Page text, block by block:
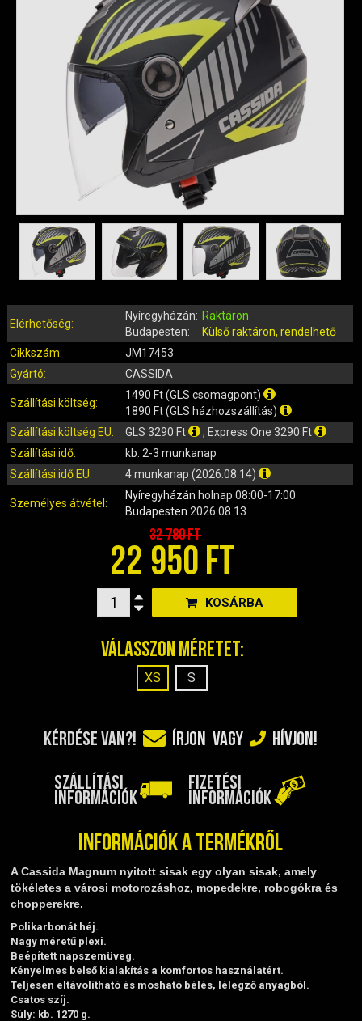
ROBBANÓMOTOROS KERÉKPÁR ALKATRÉSZEK
SIMSON ALKATRÉSZEK
AKKUMULÁTOR (ROBOGÓ, MOPED, QUAD)
BERÚGÓ ALKATRÉSZEK (ROBOGÓ, MOPED, QUAD)
BOWDENEK, SPIRÁLOK
CSAPÁGYAK, SZIMERINGEK
DOBOZOK, BOXOK, CSOMAGTARTÓK
DONGÓ MOTOR ALKATRÉSZEK
ELEKTROMOS KERÉKPÁR ALKATRÉSZEK
FÉKRENDSZER ÉS ALKATRÉSZEI
FELNI (MOTOR, QUAD)
GYERTYÁK, PIPÁK
IDOMOK, BURKOLATOK, ÜLÉSEK
IRÁNYJELZŐ
IZZÓ (ROBOGÓ, QUAD, MOTOR)
KARBURÁTOROK ÉS ALKATRÉSZEIK
KENŐANYAGOK, TISZTÍTÓK, ÁPOLÓK
KIEGÉSZÍTŐK
KILÓMÉTERÓRA ÉS ALKATRÉSZEI
KIPUFOGÓK ÉS TARTOZÉKAIK
KXD QUAD ÉS DIRT BIKE ALKATRÉSZEK
LÁMPÁK, BÚRÁK
LÁNCKEREKEK, LÁNCOK
MOTORBLOKK KOMPLETT
MOTORBLOKK ÉS ALKATRÉSZEI
RUHÁZAT, VÉDŐFELSZERELÉSEK
TELESZKÓP ÉS ALKATRÉSZEI
TÖMÍTÉSEK (ROBOGÓ, MOPED, QUAD)
TÜKRÖK (UNIVERZÁLIS)
VÁZ, FUTÓMŰ, SZILENT, SZTENDER
ÜZEMANYAG ELLÁTÓ RENDSZER
Elérhetőség:
Nyíregyházán: Raktáron
Budapesten:
Külső raktáron, rendelhető
Cikkszám:
JM17453
Gyártó:
CASSIDA
Szállítási költség:
1490 Ft (GLS csomagpont)
1890 Ft (GLS házhozszállítás)
Szállítási költség EU:
GLS 3290 Ft
, Express One 3290 Ft
Szállítási idő:
kb. 2-3 munkanap
Szállítási idő EU:
4 munkanap (2026.08.14)
Személyes átvétel:
Nyíregyházán holnap 08:00-17:00
Budapesten 2026.08.13
32 780 Ft
22 950 FT
KOSÁRBA
Válasszon méretet:
XS S
KÉRDÉSE VAN?! ÍRJON VAGY HÍVJON!
SZÁLLÍTÁSI
INFORMÁCIÓK
FIZETÉSI
INFORMÁCIÓK
Információk a termékről
A Cassida Magnum nyitott sisak egy olyan sisak, amely
tökéletes a városi motorozáshoz, mopedekre, robogókra és
chopperekre.
Polikarbonát héj.
Nagy méretű plexi.
Beépített napszemüveg.
Kényelmes belső kialakítás a komfortos használatért.
Teljesen eltávolítható és mosható bélés, lélegző anyagból.
Csatos szíj.
Súly: kb. 1270 g.